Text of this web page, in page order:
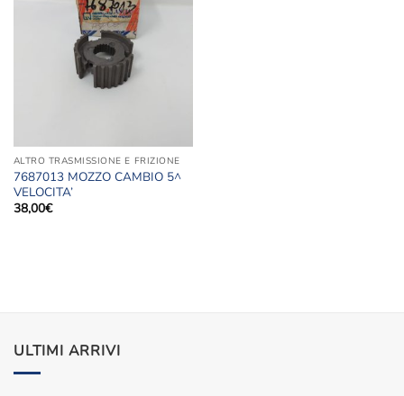
ALTRO TRASMISSIONE E FRIZIONE
7687013 MOZZO CAMBIO 5^
VELOCITA’
38,00€
ULTIMI ARRIVI